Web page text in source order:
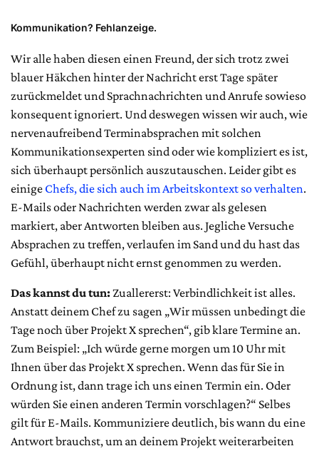
Kommunikation? Fehlanzeige.
Wir alle haben diesen einen Freund, der sich trotz zwei
blauer Häkchen hinter der Nachricht erst Tage später
zurückmeldet und Sprachnachrichten und Anrufe sowieso
konsequent ignoriert. Und deswegen wissen wir auch, wie
nervenaufreibend Terminabsprachen mit solchen
Kommunikationsexperten sind oder wie kompliziert es ist,
sich überhaupt persönlich auszutauschen. Leider gibt es
einige Chefs, die sich auch im Arbeitskontext so verhalten.
E-Mails oder Nachrichten werden zwar als gelesen
markiert, aber Antworten bleiben aus. Jegliche Versuche
Absprachen zu treffen, verlaufen im Sand und du hast das
Gefühl, überhaupt nicht ernst genommen zu werden.
Das kannst du tun:Zuallererst: Verbindlichkeit ist alles.
Anstatt deinem Chef zu sagen „Wir müssen unbedingt die
Tage noch über Projekt X sprechen“, gib klare Termine an.
Zum Beispiel: „Ich würde gerne morgen um 10 Uhr mit
Ihnen über das Projekt X sprechen. Wenn das für Sie in
Ordnung ist, dann trage ich uns einen Termin ein. Oder
würden Sie einen anderen Termin vorschlagen?“ Selbes
gilt für E-Mails. Kommuniziere deutlich, bis wann du eine
Antwort brauchst, um an deinem Projekt weiterarbeiten